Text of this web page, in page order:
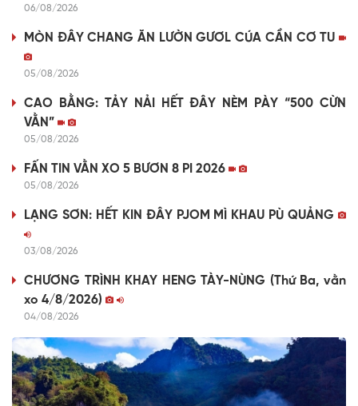
06/08/2026
MÒN ĐÂY CHANG ĂN LƯỜN GƯƠL CÚA CẦN CƠ TU
05/08/2026
CAO BẰNG: TẢY NẢI HẾT ĐÂY NÈM PÀY “500 CỪN
VẰN”
05/08/2026
FẤN TIN VẰN XO 5 BƯƠN 8 PI 2026
05/08/2026
LẠNG SƠN: HẾT KIN ĐÂY PJOM MÌ KHAU PÙ QUẢNG
03/08/2026
CHƯƠNG TRÌNH KHAY HENG TÀY-NÙNG (Thứ Ba, vằn
xo 4/8/2026)
04/08/2026